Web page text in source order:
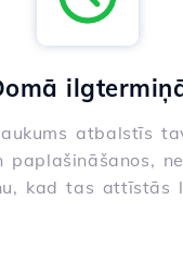
atbalstīs
paplašināšanos,
kad tas attīstās